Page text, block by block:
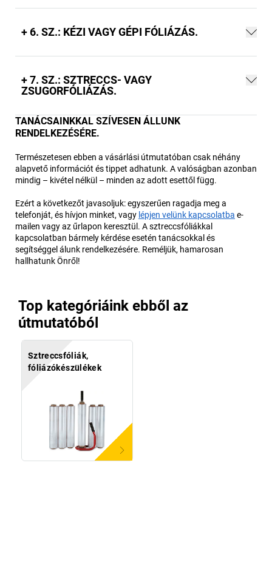
+ 6. SZ.: KÉZI VAGY GÉPI FÓLIÁZÁS.
+ 7. SZ.: SZTRECCS- VAGY
ZSUGORFÓLIÁZÁS.
TANÁCSAINKKAL SZÍVESEN ÁLLUNK
RENDELKEZÉSÉRE.
Természetesen ebben a vásárlási útmutatóban csak néhány
alapvető információt és tippet adhatunk. A valóságban azonban
mindig – kivétel nélkül – minden az adott esettől függ.
Ezért a következőt javasoljuk: egyszerűen ragadja meg a
telefonját, és hívjon minket, vagy lépjen velünk kapcsolatba e-
mailen vagy az űrlapon keresztül. A sztreccsfóliákkal
kapcsolatban bármely kérdése esetén tanácsokkal és
segítséggel álunk rendelkezésére. Reméljük, hamarosan
hallhatunk Önről!
Top kategóriáink ebből az
útmutatóból
Sztreccsfóliák,
fóliázókészülékek